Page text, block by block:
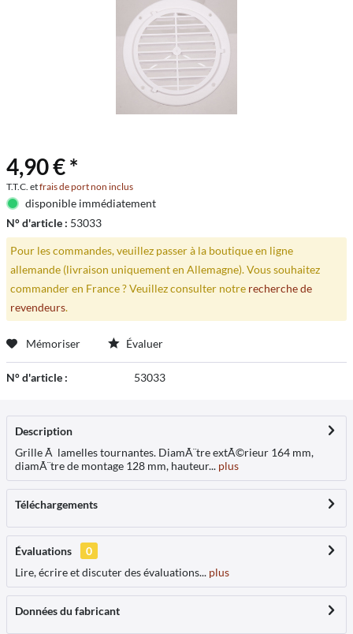
4,90 € *
T.T.C. etfrais de port non inclus
disponible immédiatement
N° d'article : 53033
Pour les commandes, veuillez passer à la boutique en ligne
allemande (livraison uniquement en Allemagne). Vous souhaitez
commander en France ? Veuillez consulter notre recherche de
revendeurs.
Mémoriser Évaluer
N° d'article : 53033
Description
Grille Ã lamelles tournantes. DiamÃ¨tre extÃ©rieur 164 mm,
diamÃ¨tre de montage 128 mm, hauteur... plus
Téléchargements
Évaluations
0
Lire, écrire et discuter des évaluations... plus
Données du fabricant